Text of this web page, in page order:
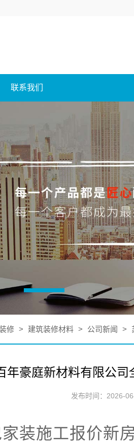
联系我们
修 > 建筑装修材料 > 公司新闻 >
年豪庭新材料有限公
发布时间：2026-
家装施工报价